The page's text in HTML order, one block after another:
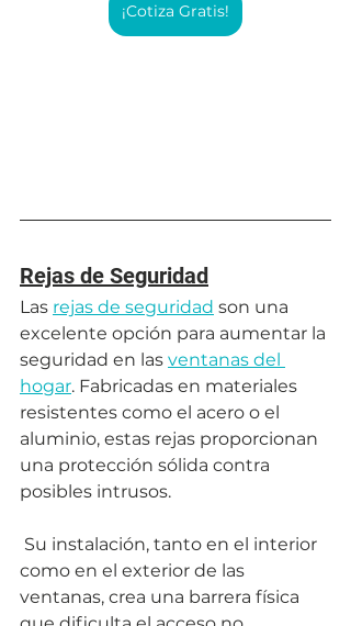
¡Cotiza Gratis!
Rejas de Seguridad
Las rejas de seguridad son una
excelente opción para aumentar la
seguridad en las ventanas del
hogar. Fabricadas en materiales
resistentes como el acero o el
aluminio, estas rejas proporcionan
una protección sólida contra
posibles intrusos.
como en el exterior de las
ventanas, crea una barrera física